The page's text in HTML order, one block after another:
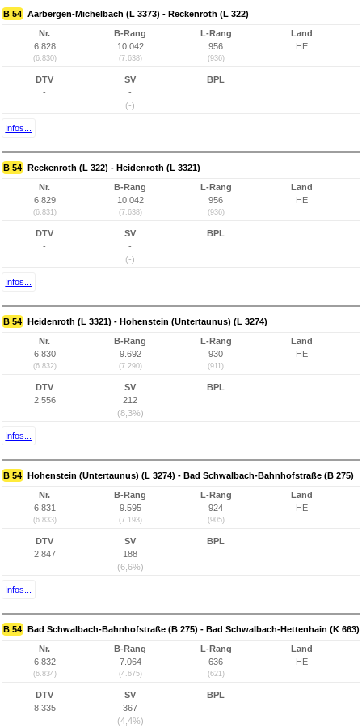
B 54 Aarbergen-Michelbach (L 3373) - Reckenroth (L 322)
Nr.
6.828
(6.830)
B-Rang
10.042
(7.638)
L-Rang
956
(936)
Land
HE
DTV
-
SV
-
(-)
BPL
Infos...
B 54 Reckenroth (L 322) - Heidenroth (L 3321)
Nr.
6.829
(6.831)
B-Rang
10.042
(7.638)
L-Rang
956
(936)
Land
HE
DTV
-
SV
-
(-)
BPL
Infos...
B 54 Heidenroth (L 3321) - Hohenstein (Untertaunus) (L 3274)
Nr.
6.830
(6.832)
B-Rang
9.692
(7.290)
L-Rang
930
(911)
Land
HE
DTV
2.556
SV
212
(8,3%)
BPL
Infos...
B 54 Hohenstein (Untertaunus) (L 3274) - Bad Schwalbach-Bahnhofstraße (B 275)
Nr.
6.831
(6.833)
B-Rang
9.595
(7.193)
L-Rang
924
(905)
Land
HE
DTV
2.847
SV
188
(6,6%)
BPL
Infos...
B 54 Bad Schwalbach-Bahnhofstraße (B 275) - Bad Schwalbach-Hettenhain (K 663)
Nr.
6.832
(6.834)
B-Rang
7.064
(4.675)
L-Rang
636
(621)
Land
HE
DTV
8.335
SV
367
(4,4%)
BPL